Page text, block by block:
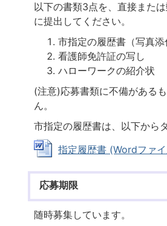
以下の書類3点を、直接また
に提出してください。
市指定の履歴書（写真添
看護師免許証の写し
ハローワークの紹介状
(注意)応募書類に不備がある
ん。
市指定の履歴書は、以下から
指定履歴書 (Wordファ
応募期限
随時募集しています。